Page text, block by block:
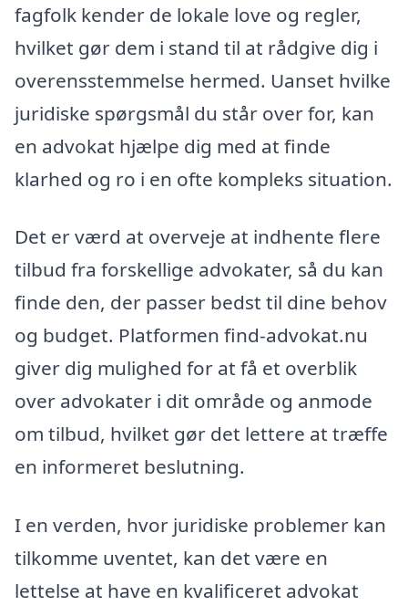
fagfolk kender de lokale love og regler,
hvilket gør dem i stand til at rådgive dig i
overensstemmelse hermed. Uanset hvilke
juridiske spørgsmål du står over for, kan
en advokat hjælpe dig med at finde
klarhed og ro i en ofte kompleks situation.
Det er værd at overveje at indhente flere
tilbud fra forskellige advokater, så du kan
finde den, der passer bedst til dine behov
og budget. Platformen find-advokat.nu
giver dig mulighed for at få et overblik
over advokater i dit område og anmode
om tilbud, hvilket gør det lettere at træffe
en informeret beslutning.
I en verden, hvor juridiske problemer kan
tilkomme uventet, kan det være en
lettelse at have en kvalificeret advokat